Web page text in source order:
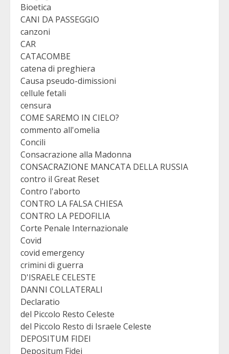
Bioetica
CANI DA PASSEGGIO
canzoni
CAR
CATACOMBE
catena di preghiera
Causa pseudo-dimissioni
cellule fetali
censura
COME SAREMO IN CIELO?
commento all'omelia
Concili
Consacrazione alla Madonna
CONSACRAZIONE MANCATA DELLA RUSSIA
contro il Great Reset
Contro l'aborto
CONTRO LA FALSA CHIESA
CONTRO LA PEDOFILIA
Corte Penale Internazionale
Covid
covid emergency
crimini di guerra
D'ISRAELE CELESTE
DANNI COLLATERALI
Declaratio
del Piccolo Resto Celeste
del Piccolo Resto di Israele Celeste
DEPOSITUM FIDEI
Depositum Fidei